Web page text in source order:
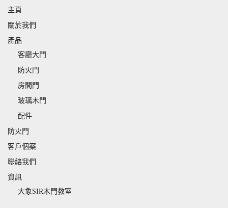
主頁
關於我們
產品
客廳大門
防火門
房間門
玻璃木門
配件
防火門
客戶個案
聯絡我們
資訊
大象SIR木門教室